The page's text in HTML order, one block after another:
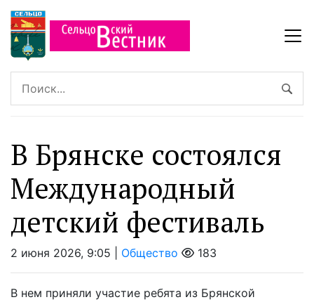
В Брянске состоялся
Международный
детский фестиваль
2 июня 2026, 9:05 | Общество 183
В нем приняли участие ребята из Брянской